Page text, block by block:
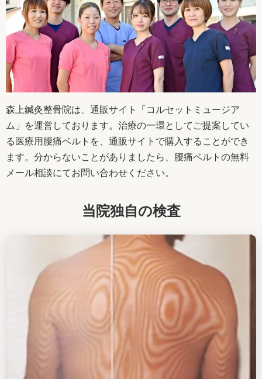
森上鍼灸整骨院は、通販サイト「コルセットミュージア
ム」を運営しております。治療の一環としてご提案してい
る医療用腰痛ベルトを、通販サイトで購入することができ
ます。分からないことがありましたら、腰痛ベルトの無料
メール相談にてお問い合わせください。
当院独自の検査